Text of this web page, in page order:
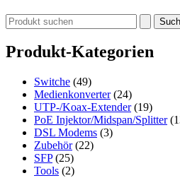
Suchen
nach:
Produkt-Kategorien
Switche (49)
Medienkonverter (24)
UTP-/Koax-Extender (19)
PoE Injektor/Midspan/Splitter
DSL Modems (3)
Zubehör (22)
SFP (25)
Tools (2)